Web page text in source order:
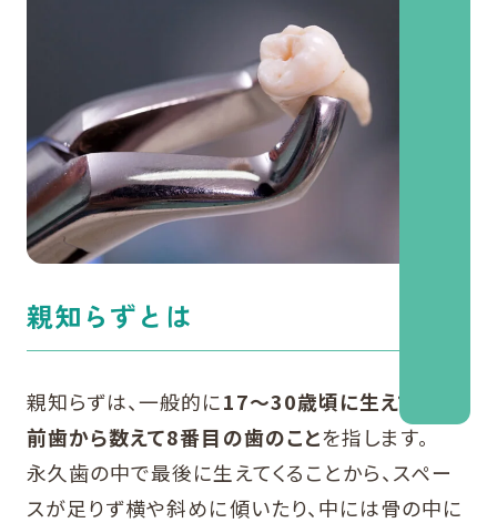
親知らずとは
親知らずは、一般的に17～30歳頃に生えてくる
前歯から数えて8番目の歯のことを指します。
永久歯の中で最後に生えてくることから、スペー
スが足りず横や斜めに傾いたり、中には骨の中に